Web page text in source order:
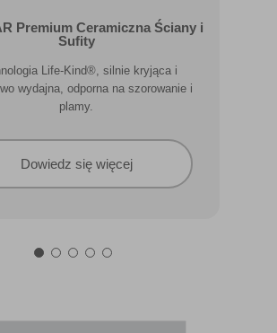
Premium Ceramiczna Ściany i
Sufity
Life-Kind®, silnie kryjąca i
wydajna, odporna na szorowanie i
plamy.
Dowiedz się więcej